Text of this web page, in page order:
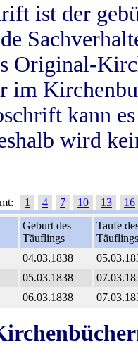
ist der
Original-
im
kann
wird
1 4 7 10 13
16
Geburt des
Täuflings
Taufe
Täuflings
04.03.1838
05.03.1838
06.03.1838